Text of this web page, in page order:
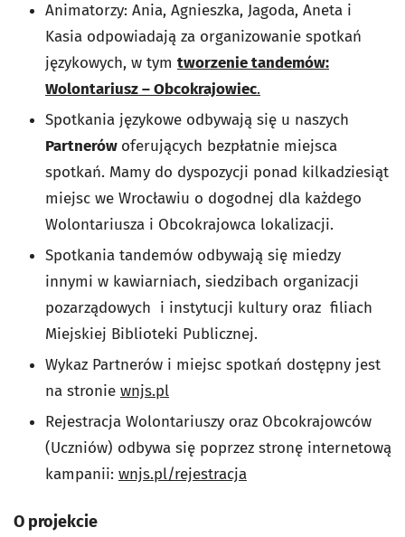
Animatorzy: Ania, Agnieszka, Jagoda, Aneta i
Kasia odpowiadają za organizowanie spotkań
językowych, w tym tworzenie tandemów:
Wolontariusz – Obcokrajowiec.
Spotkania językowe odbywają się u naszych
Partnerów oferujących bezpłatnie miejsca
spotkań. Mamy do dyspozycji ponad kilkadziesiąt
miejsc we Wrocławiu o dogodnej dla każdego
Wolontariusza i Obcokrajowca lokalizacji.
Spotkania tandemów odbywają się miedzy
innymi w kawiarniach, siedzibach organizacji
pozarządowych i instytucji kultury oraz filiach
Miejskiej Biblioteki Publicznej.
Wykaz Partnerów i miejsc spotkań dostępny jest
na stronie wnjs.pl
Rejestracja Wolontariuszy oraz Obcokrajowców
(Uczniów) odbywa się poprzez stronę internetową
kampanii: wnjs.pl/rejestracja
O projekcie